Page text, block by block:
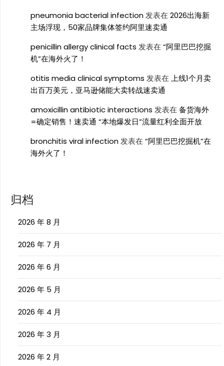
pneumonia bacterial infection发表在 2026出海新
主场浮现，50家品牌集体签约阿里速卖通
penicillin allergy clinical facts 发表在 “阿里巴巴挖掘
机”在海外火了！
otitis media clinical symptoms 发表在 上线1个月卖
出百万美元，亚马逊储能大卖转战速卖通
amoxicillin antibiotic interactions 发表在 备货海外
=确定销售！速卖通 “本地爆发日”流量红利全面开放
bronchitis viral infection发表在 “阿里巴巴挖掘机”在
海外火了！
归档
2026 年 8 月
2026 年 7 月
2026 年 6 月
2026 年 5 月
2026 年 4 月
2026 年 3 月
2026 年 2 月